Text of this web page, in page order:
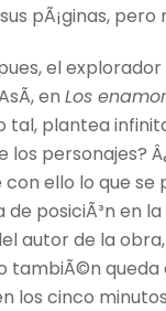
pÃ¡ginas,
el
en Los
tal, plantea
los personajes?
ello lo que
posiciÃ³n en
autor de la
tambiÃ©n queda
los cinco